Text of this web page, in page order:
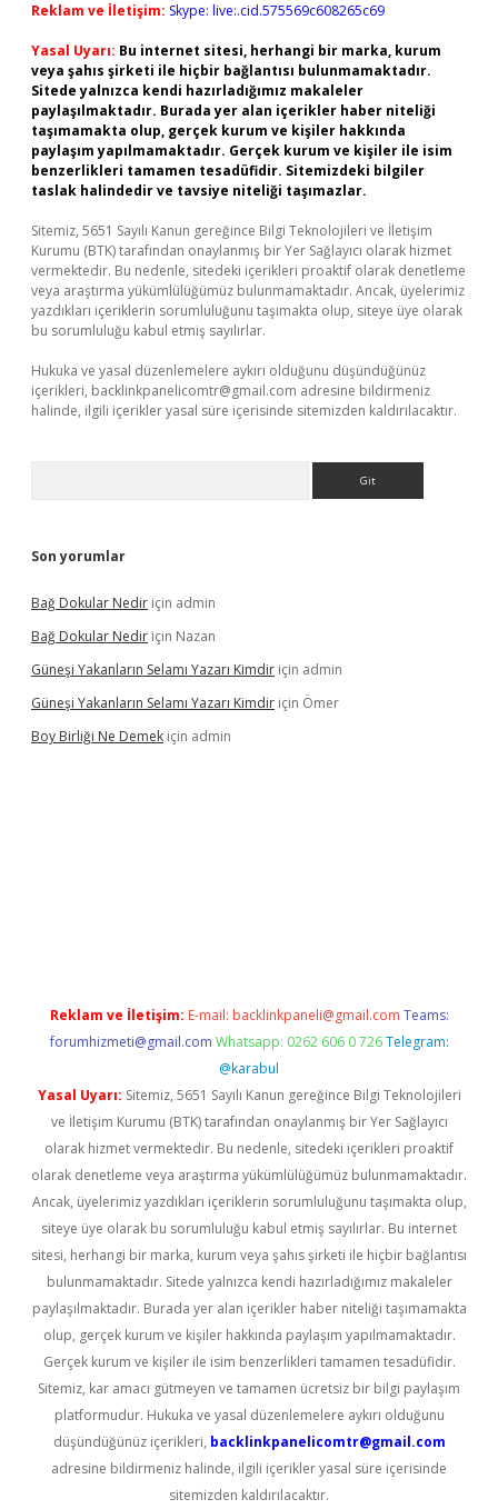
Reklam ve İletişim: Skype: live:.cid.575569c608265c69
Yasal Uyarı: Bu internet sitesi, herhangi bir marka, kurum
veya şahıs şirketi ile hiçbir bağlantısı bulunmamaktadır.
Sitede yalnızca kendi hazırladığımız makaleler
paylaşılmaktadır. Burada yer alan içerikler haber niteliği
taşımamakta olup, gerçek kurum ve kişiler hakkında
paylaşım yapılmamaktadır. Gerçek kurum ve kişiler ile isim
benzerlikleri tamamen tesadüfidir. Sitemizdeki bilgiler
taslak halindedir ve tavsiye niteliği taşımazlar.
Sitemiz, 5651 Sayılı Kanun gereğince Bilgi Teknolojileri ve İletişim
Kurumu (BTK) tarafından onaylanmış bir Yer Sağlayıcı olarak hizmet
vermektedir. Bu nedenle, sitedeki içerikleri proaktif olarak denetleme
veya araştırma yükümlülüğümüz bulunmamaktadır. Ancak, üyelerimiz
yazdıkları içeriklerin sorumluluğunu taşımakta olup, siteye üye olarak
bu sorumluluğu kabul etmiş sayılırlar.
Hukuka ve yasal düzenlemelere aykırı olduğunu düşündüğünüz
içerikleri, backlinkpanelicomtr@gmail.com adresine bildirmeniz
halinde, ilgili içerikler yasal süre içerisinde sitemizden kaldırılacaktır.
Son yorumlar
Bağ Dokular Nedir için admin
Bağ Dokular Nedir için Nazan
Güneşi Yakanların Selamı Yazarı Kimdir için admin
Güneşi Yakanların Selamı Yazarı Kimdir için Ömer
Boy Birliği Ne Demek için admin
Reklam ve İletişim: E-mail: backlinkpaneli@gmail.com Teams:
forumhizmeti@gmail.com Whatsapp: 0262 606 0 726 Telegram:
@karabul
Yasal Uyarı: Sitemiz, 5651 Sayılı Kanun gereğince Bilgi Teknolojileri
ve İletişim Kurumu (BTK) tarafından onaylanmış bir Yer Sağlayıcı
olarak hizmet vermektedir. Bu nedenle, sitedeki içerikleri proaktif
olarak denetleme veya araştırma yükümlülüğümüz bulunmamaktadır.
Ancak, üyelerimiz yazdıkları içeriklerin sorumluluğunu taşımakta olup,
siteye üye olarak bu sorumluluğu kabul etmiş sayılırlar. Bu internet
sitesi, herhangi bir marka, kurum veya şahıs şirketi ile hiçbir bağlantısı
bulunmamaktadır. Sitede yalnızca kendi hazırladığımız makaleler
paylaşılmaktadır. Burada yer alan içerikler haber niteliği taşımamakta
olup, gerçek kurum ve kişiler hakkında paylaşım yapılmamaktadır.
Gerçek kurum ve kişiler ile isim benzerlikleri tamamen tesadüfidir.
Sitemiz, kar amacı gütmeyen ve tamamen ücretsiz bir bilgi paylaşım
platformudur. Hukuka ve yasal düzenlemelere aykırı olduğunu
düşündüğünüz içerikleri, backlinkpanelicomtr@gmail.com
adresine bildirmeniz halinde, ilgili içerikler yasal süre içerisinde
sitemizden kaldırılacaktır.